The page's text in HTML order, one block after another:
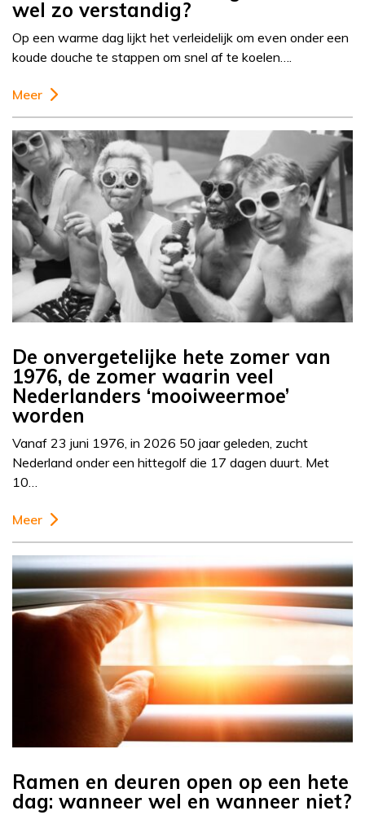
wel zo verstandig?
Op een warme dag lijkt het verleidelijk om even onder een
koude douche te stappen om snel af te koelen….
Meer
De onvergetelijke hete zomer van
1976, de zomer waarin veel
Nederlanders ‘mooiweermoe’
worden
Vanaf 23 juni 1976, in 2026 50 jaar geleden, zucht
Nederland onder een hittegolf die 17 dagen duurt. Met
10…
Meer
Ramen en deuren open op een hete
dag: wanneer wel en wanneer niet?